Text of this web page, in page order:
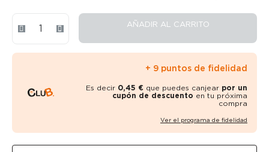
AÑADIR AL CARRITO
+ 9 puntos de fidelidad
Es decir 0,45 € que puedes canjear por un
cupón de descuento en tu próxima
compra
Ver el programa de fidelidad